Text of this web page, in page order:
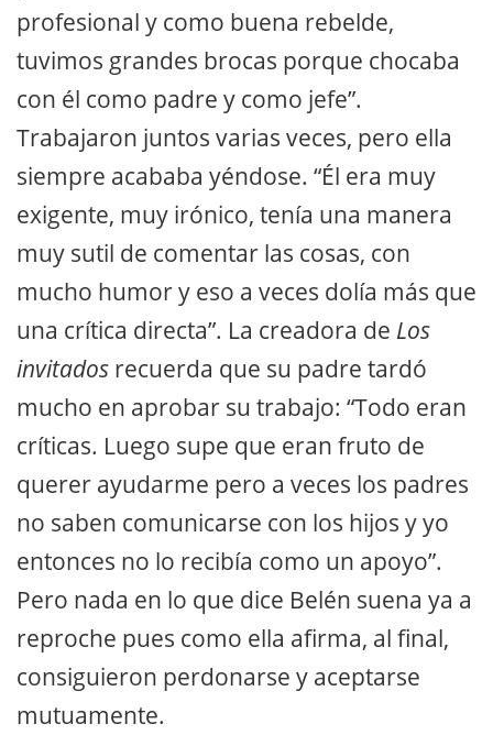
profesional y como buena rebelde,
tuvimos grandes brocas porque chocaba
con él como padre y como jefe”.
Trabajaron juntos varias veces, pero ella
siempre acababa yéndose. “Él era muy
exigente, muy irónico, tenía una manera
muy sutil de comentar las cosas, con
mucho humor y eso a veces dolía más que
una crítica directa”. La creadora de Los
invitados recuerda que su padre tardó
mucho en aprobar su trabajo: “Todo eran
críticas. Luego supe que eran fruto de
querer ayudarme pero a veces los padres
no saben comunicarse con los hijos y yo
entonces no lo recibía como un apoyo”.
Pero nada en lo que dice Belén suena ya a
reproche pues como ella afirma, al final,
consiguieron perdonarse y aceptarse
mutuamente.